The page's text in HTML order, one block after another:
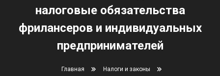
налоговые обязательства
фрилансеров и индивидуальных
предпринимателей
Главная
Налоги и законы